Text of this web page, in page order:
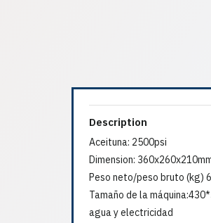
Description
Aceituna: 2500psi
Dimension:
Peso neto/peso bruto (kg)
Tamaño de la
agua y electricidad